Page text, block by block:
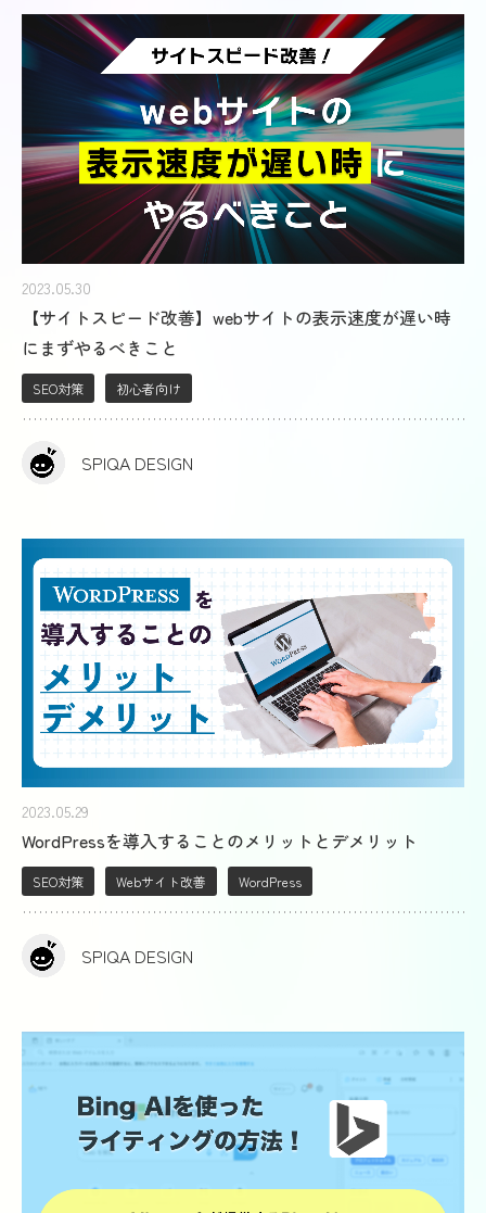
2023.05.30
【サイトスピード改善】webサイトの表示速度が遅い時
にまずやるべきこと
SEO対策 初心者向け
SPIQA DESIGN
2023.05.29
WordPressを導入することのメリットとデメリット
SEO対策 Webサイト改善 WordPress
SPIQA DESIGN